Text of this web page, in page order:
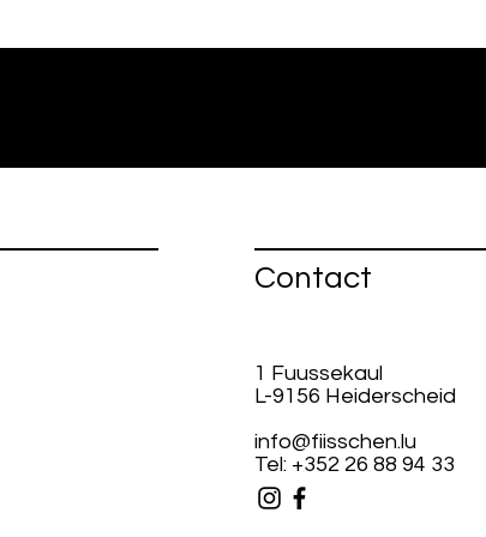
Contact
1 Fuussekaul
L-9156 Heiderscheid
info@fiisschen.lu
Tel: +352 26 88 94 33